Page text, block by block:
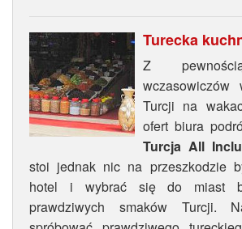
Turecka
Z
wczasowiczów
Turcji na
ofert biura
Turcja All
stoi jednak nic na przeszkodzie
hotel i wybrać się do miast
prawdziwych smaków Turcji.